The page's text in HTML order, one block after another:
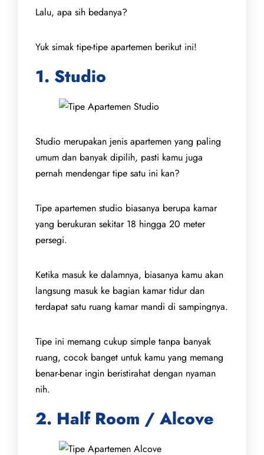
Lalu, apa sih bedanya?
Yuk simak tipe-tipe apartemen berikut ini!
1. Studio
Studio merupakan jenis apartemen yang paling
umum dan banyak dipilih, pasti kamu juga
pernah mendengar tipe satu ini kan?
Tipe apartemen studio biasanya berupa kamar
yang berukuran sekitar 18 hingga 20 meter
persegi.
Ketika masuk ke dalamnya, biasanya kamu akan
langsung masuk ke bagian kamar tidur dan
terdapat satu ruang kamar mandi di sampingnya.
Tipe ini memang cukup simple tanpa banyak
ruang, cocok banget untuk kamu yang memang
benar-benar ingin beristirahat dengan nyaman
nih.
2. Half Room / Alcove